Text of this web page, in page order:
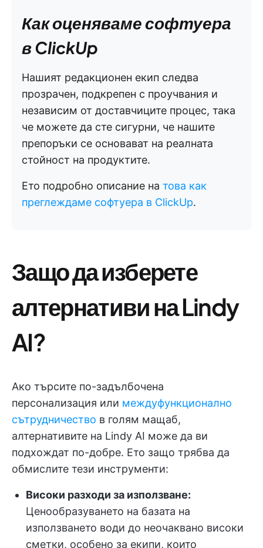
Как оценяваме софтуера
в ClickUp
Нашият редакционен екип следва
прозрачен, подкрепен с проучвания и
независим от доставчиците процес, така
че можете да сте сигурни, че нашите
препоръки се основават на реалната
стойност на продуктите.
Ето подробно описание на това как
преглеждаме софтуера в ClickUp.
Защо да изберете
алтернативи на Lindy
AI?
Ако търсите по-задълбочена
персонализация или междуфункционално
сътрудничество в голям мащаб,
алтернативите на Lindy AI може да ви
подхождат по-добре. Ето защо трябва да
обмислите тези инструменти:
Високи разходи за използване:
Ценообразуването на базата на
използването води до неочаквано високи
сметки, особено за екипи, които